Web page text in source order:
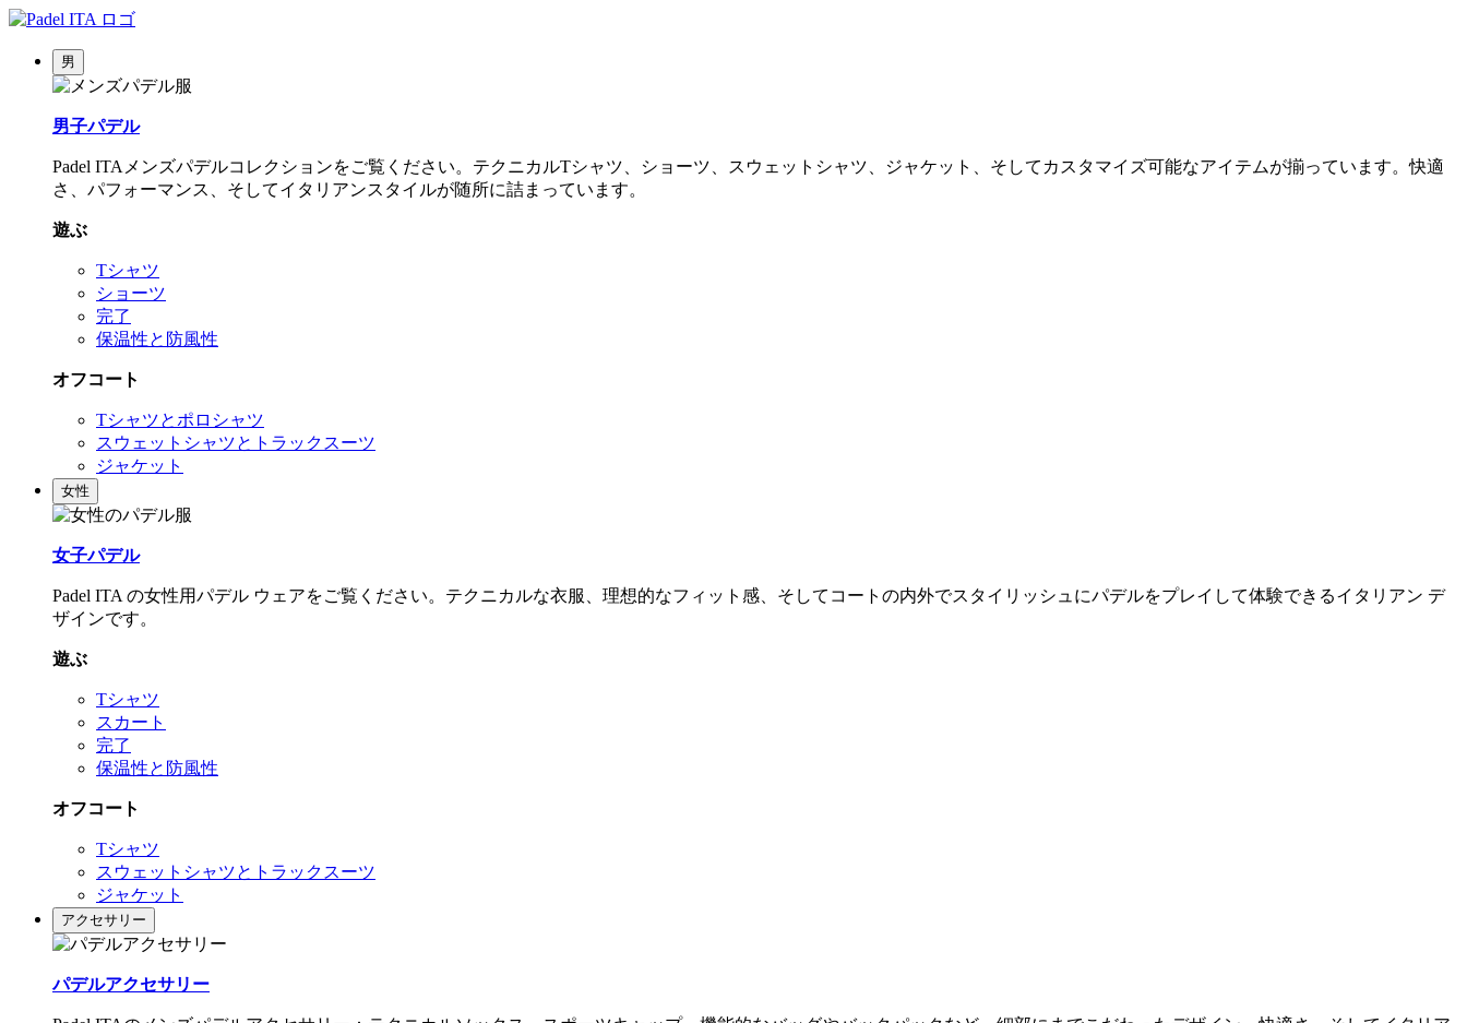
男
男子パデル
Padel ITAメンズパデルコレクションをご覧ください。テクニカルTシャツ、ショーツ、スウェットシャツ、ジャケット、そしてカスタマイズ可能なアイテムが揃っています。快適
さ、パフォーマンス、そしてイタリアンスタイルが随所に詰まっています。
遊ぶ
Tシャツ
ショーツ
完了
保温性と防風性
オフコート
Tシャツとポロシャツ
スウェットシャツとトラックスーツ
ジャケット
女性
女子パデル
Padel ITA の女性用パデル ウェアをご覧ください。テクニカルな衣服、理想的なフィット感、そしてコートの内外でスタイリッシュにパデルをプレイして体験できるイタリアン デ
ザインです。
遊ぶ
Tシャツ
スカート
完了
保温性と防風性
オフコート
Tシャツ
スウェットシャツとトラックスーツ
ジャケット
アクセサリー
パデルアクセサリー